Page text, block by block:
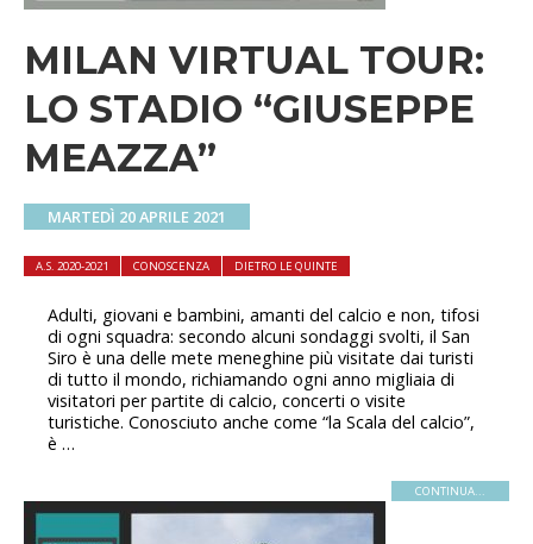
MILAN VIRTUAL TOUR:
LO STADIO “GIUSEPPE
MEAZZA”
MARTEDÌ 20 APRILE 2021
A.S. 2020-2021 CONOSCENZA DIETRO LE QUINTE
Adulti, giovani e bambini, amanti del calcio e non, tifosi
di ogni squadra: secondo alcuni sondaggi svolti, il San
Siro è una delle mete meneghine più visitate dai turisti
di tutto il mondo, richiamando ogni anno migliaia di
visitatori per partite di calcio, concerti o visite
turistiche. Conosciuto anche come “la Scala del calcio”,
è …
CONTINUA...